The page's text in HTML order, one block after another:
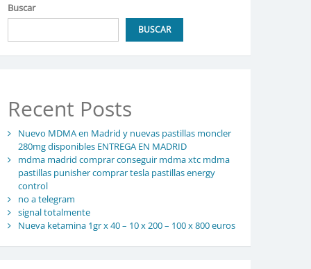
Buscar
BUSCAR
Recent Posts
Nuevo MDMA en Madrid y nuevas pastillas moncler
280mg disponibles ENTREGA EN MADRID
mdma madrid comprar conseguir mdma xtc mdma
pastillas punisher comprar tesla pastillas energy
control
no a telegram
signal totalmente
Nueva ketamina 1gr x 40 – 10 x 200 – 100 x 800 euros